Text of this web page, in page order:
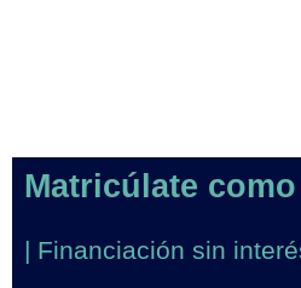
Matricúlate
| Financiación sin